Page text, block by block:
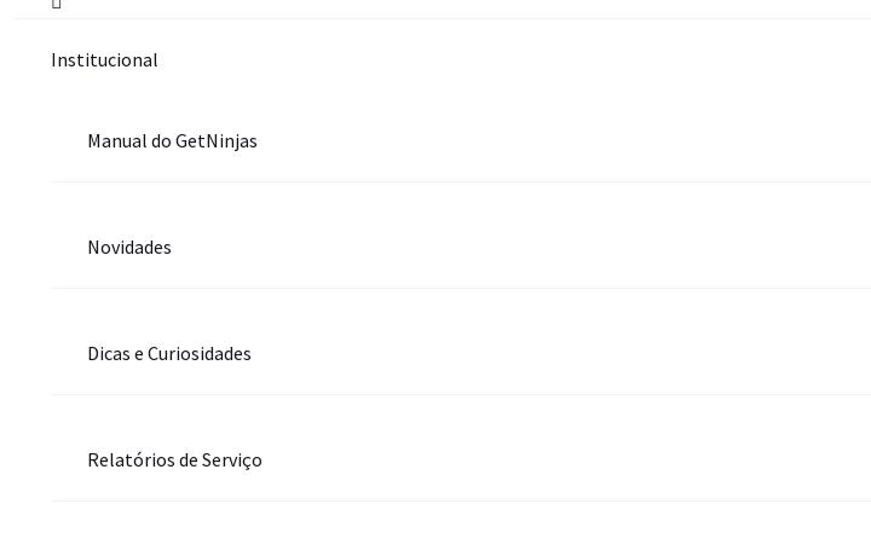
Institucional
Manual do GetNinjas
Novidades
Dicas e Curiosidades
Relatórios de Serviço